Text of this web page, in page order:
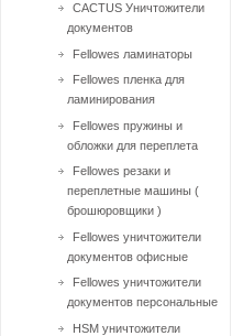
CACTUS Уничтожители
документов
Fellowes ламинаторы
Fellowes пленка для
ламинирования
Fellowes пружины и
обложки для переплета
Fellowes резаки и
переплетные машины (
брошюровщики )
Fellowes уничтожители
документов офисные
Fellowes уничтожители
документов персональные
HSM уничтожители